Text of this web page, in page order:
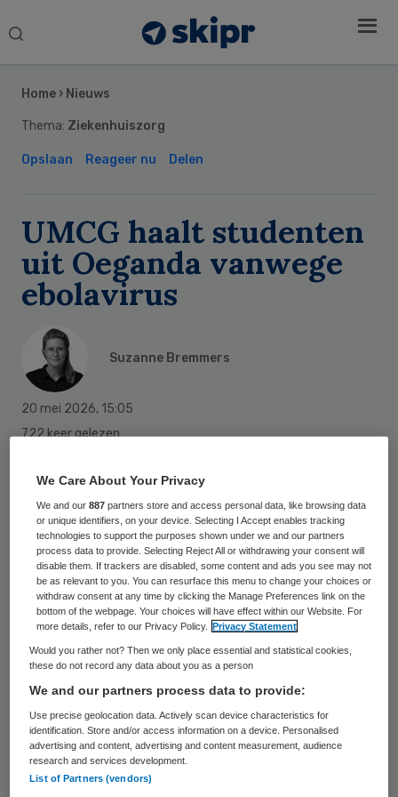
Search
Home › Nieuws
Thema: Ziekenhuiszorg
Opslaan Reageer nu Delen
UMCG haalt studenten
uit Oeganda vanwege
ebolavirus
Suzanne Bremmers
20 mei 2026, 15:05
722 keer gelezen
Het UMCG heeft acht
geneeskundestudenten preventief uit
Oeganda gehaald vanwege de ebola-
uitbraak. Er is geen sprake van besmetting.
De keuze om de studenten terug te halen,
is niet zozeer ingegeven vanuit veiligheid,
maar meer om ervoor te zorgen dat de
studenten de gezondheidszorg in de
Democratische Republiek Congo (DCR) en
Oeganda niet belasten. Dat vertelt de
persvoorlichter van het UMCG tegen
Sidebar
We Care About Your Privacy
We and our887 partners store and access personal data, like browsing data
or unique identifiers, on your device. Selecting I Accept enables tracking
technologies to support the purposes shown under we and our partners
process data to provide. Selecting Reject All or withdrawing your consent will
disable them. If trackers are disabled, some content and ads you see may not
be as relevant to you. You can resurface this menu to change your choices or
withdraw consent at any time by clicking the Manage Preferences link on the
bottom of the webpage. Your choices will have effect within our Website. For
more details, refer to our Privacy Policy.
Privacy Statement
Would you rather not? Then we only place essential and statistical cookies,
these do not record any data about you as a person
We and our partners process data to provide:
Use precise geolocation data. Actively scan device characteristics for
identification. Store and/or access information on a device. Personalised
advertising and content, advertising and content measurement, audience
research and services development.
List of Partners (vendors)